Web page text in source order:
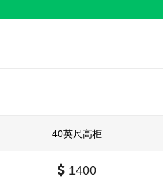
40英尺高柜
1400